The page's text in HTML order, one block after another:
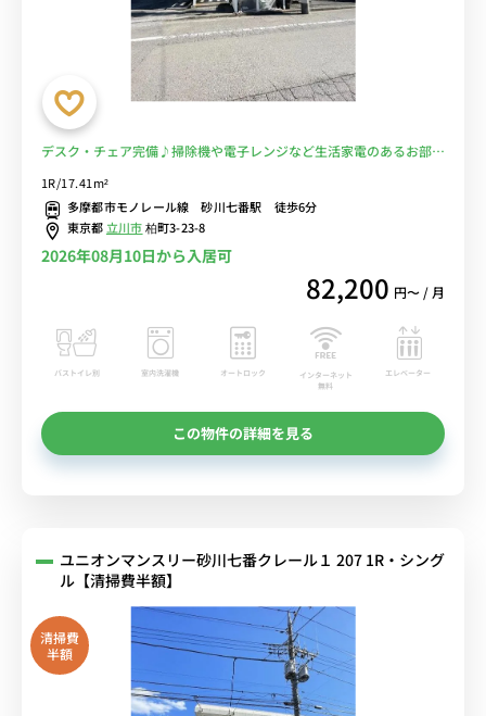
デスク・チェア完備♪掃除機や電子レンジなど生活家電のあるお部
るWi-Fi格安レンタル中！
1R/17.41m²
多摩都市モノレール線 砂川七番駅 徒歩6分
東京都 立川市柏町3-23-8
2026年08月10日から入居可
82,200 円〜 / 月
バストイレ別 室内洗濯機 オートロック
インターネット
無料
エレベーター
この物件の詳細を見る
ユニオンマンスリー砂川七番クレール１ 207 1R・シング
ル【清掃費半額】
清掃費
半額